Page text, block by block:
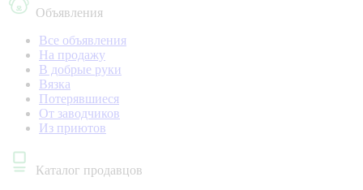
Объявления
Все объявления
На продажу
В добрые руки
Вязка
Потерявшиеся
От заводчиков
Из приютов
Каталог продавцов